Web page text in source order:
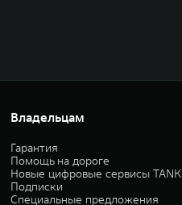
Владельцам
Гарантия
Помощь на дороге
Новые цифровые сервисы TANK
Подписки
Специальные предложения